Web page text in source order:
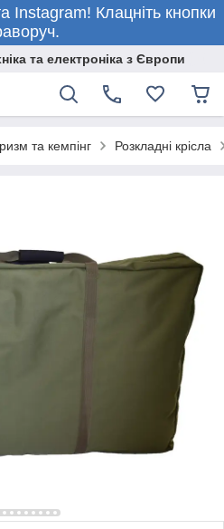
Instagram! Клацніть кнопки
та електроніка з Європи
та кемпінг Розкладні крісла